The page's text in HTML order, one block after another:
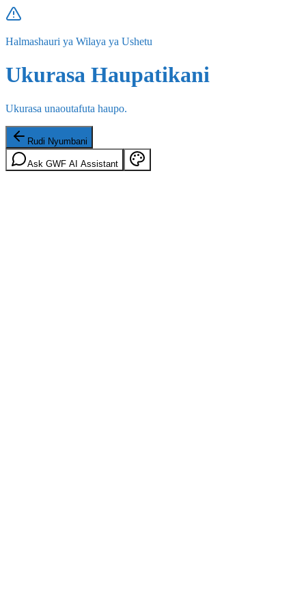
Halmashauri ya Wilaya ya Ushetu
Ukurasa Haupatikani
Ukurasa unaoutafuta haupo.
Rudi Nyumbani
Ask GWF AI Assistant